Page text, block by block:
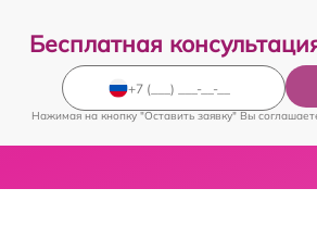
Бесплатная
Нажимая на кнопку "Оставить заявку" Вы